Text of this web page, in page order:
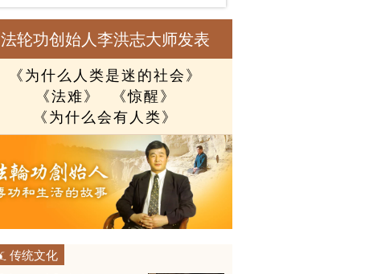
法轮功创始人李洪志大师发表
《为什么人类是迷的社会》
《法难》
《惊醒》
《为什么会有人类》
传统文化